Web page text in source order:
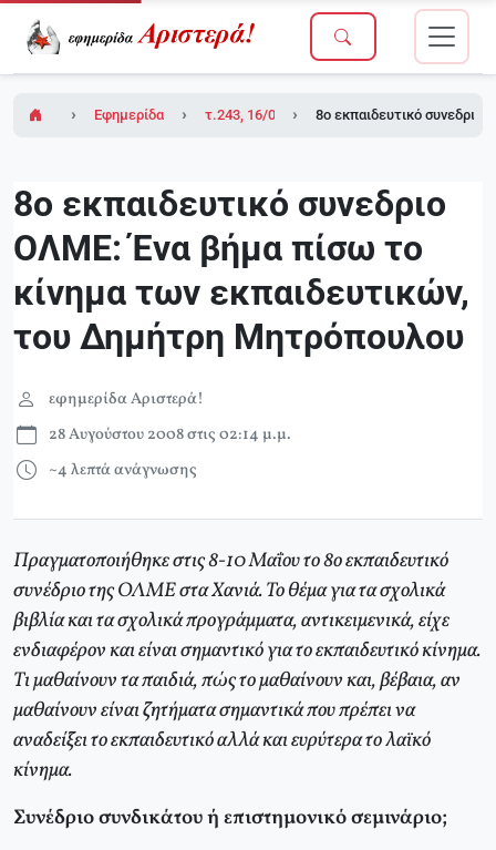
Εφημερίδα Αριστερά!τ.243, 16/05/20088o εκπαιδευτικό
8o εκπαιδευτικό συνεδριο
ΟΛΜΕ: Ένα βήμα πίσω το
κίνημα των εκπαιδευτικών,
του Δημήτρη Μητρόπουλου
εφημερίδα Αριστερά!
28 Αυγούστου 2008 στις 02:14 μ.μ.
~4 λεπτά ανάγνωσης
Πραγματοποιήθηκε στις 8-10 Μαΐου το 8ο εκπαιδευτικό
συνέδριο της ΟΛΜΕ στα Χανιά. Το θέμα για τα σχολικά
βιβλία και τα σχολικά προγράμματα, αντικειμενικά, είχε
ενδιαφέρον και είναι σημαντικό για το εκπαιδευτικό κίνημα.
Τι μαθαίνουν τα παιδιά, πώς το μαθαίνουν και, βέβαια, αν
μαθαίνουν είναι ζητήματα σημαντικά που πρέπει να
αναδείξει το εκπαιδευτικό αλλά και ευρύτερα το λαϊκό
κίνημα.
Συνέδριο συνδικάτου ή επιστημονικό σεμινάριο;